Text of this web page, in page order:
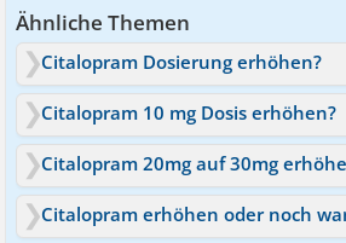
Ähnliche Themen
Citalopram Dosierung erhöhen?
Citalopram 10 mg Dosis erhöhen?
Citalopram 20mg auf 30mg
Citalopram erhöhen oder noch